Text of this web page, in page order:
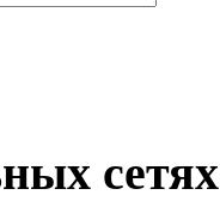
сетях